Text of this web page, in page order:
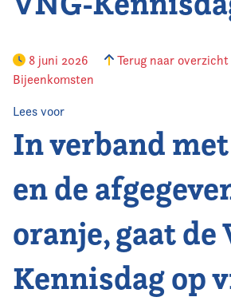
8 juni 2026
Terug naar overzicht
Bijeenkomsten
Lees voor
In verband
en de
oranje, gaat de
Kennisdag op